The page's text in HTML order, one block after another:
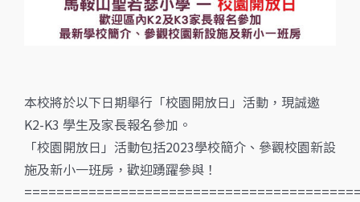
本校將於以下日期舉行「校園開放日」活動，現誠邀
K2-K3 學生及家長報名參加。
「校園開放日」活動包括2023學校簡介、參觀校園新設
施及新小一班房，歡迎踴躍參與！